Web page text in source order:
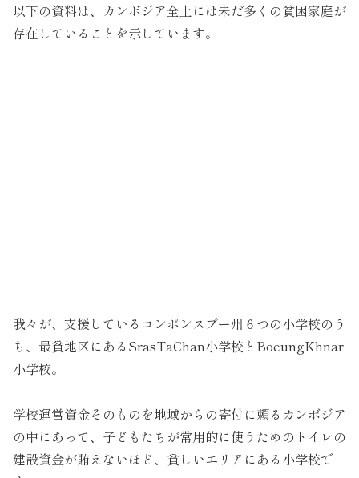
以下の資料は、カンボジア全土には未だ多くの貧困家庭が
存在していることを示しています。
我々が、支援しているコンポンスプー州６つの小学校のう
ち、最貧地区にあるSrasTaChan小学校とBoeungKhnar
小学校。
学校運営資金そのものを地域からの寄付に頼るカンボジア
の中にあって、子どもたちが常用的に使うためのトイレの
建設資金が賄えないほど、貧しいエリアにある小学校で